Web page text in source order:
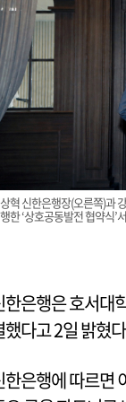
혁 신한은행장(오른쪽)과
한 ‘상호공동발전 협약식’
한은행은 호서대
했다고 2일 밝혔
한은행에 따르면